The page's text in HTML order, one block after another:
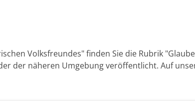
Volksfreundes" finden Sie die Rubrik
der näheren Umgebung veröffentlicht. Auf